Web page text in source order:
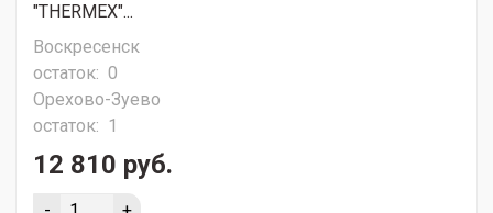
"THERMEX"...
Воскресенск
остаток: 0
Орехово-Зуево
остаток: 1
12 810 руб.